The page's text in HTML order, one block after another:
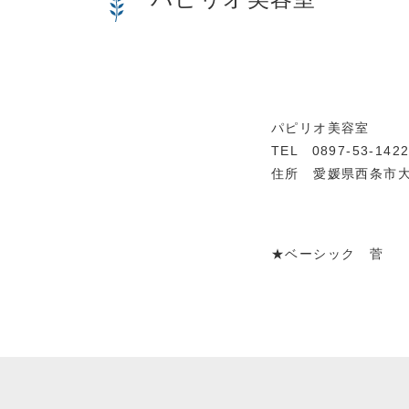
パピリオ美容室
TEL 0897-53-1422
住所 愛媛県西条市
★ベーシック 菅